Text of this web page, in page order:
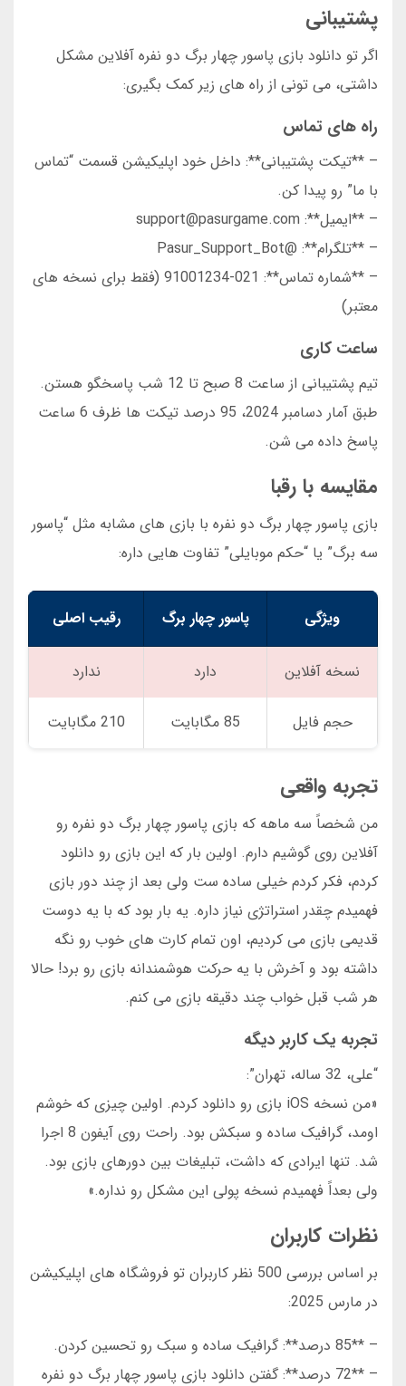
پشتیبانی
اگر تو دانلود بازی پاسور چهار برگ دو نفره آفلاین مشکل
داشتی، می تونی از راه های زیر کمک بگیری:
راه های تماس
– **تیکت پشتیبانی**: داخل خود اپلیکیشن قسمت “تماس
با ما” رو پیدا کن.
– **ایمیل**: support@pasurgame.com
– **تلگرام**: @Pasur_Support_Bot
– **شماره تماس**: 021-91001234 (فقط برای نسخه های
معتبر)
ساعت کاری
تیم پشتیبانی از ساعت 8 صبح تا 12 شب پاسخگو هستن.
طبق آمار دسامبر 2024، 95 درصد تیکت ها ظرف 6 ساعت
پاسخ داده می شن.
مقایسه با رقبا
بازی پاسور چهار برگ دو نفره با بازی های مشابه مثل “پاسور
سه برگ” یا “حکم موبایلی” تفاوت هایی داره:
ویژگی پاسور چهار برگ رقیب اصلی
نسخه آفلاین دارد ندارد
حجم فایل 85 مگابایت 210 مگابایت
تجربه واقعی
من شخصاً سه ماهه که بازی پاسور چهار برگ دو نفره رو
آفلاین روی گوشیم دارم. اولین بار که این بازی رو دانلود
کردم، فکر کردم خیلی ساده ست ولی بعد از چند دور بازی
فهمیدم چقدر استراتژی نیاز داره. یه بار بود که با یه دوست
قدیمی بازی می کردیم، اون تمام کارت های خوب رو نگه
داشته بود و آخرش با یه حرکت هوشمندانه بازی رو برد! حالا
هر شب قبل خواب چند دقیقه بازی می کنم.
تجربه یک کاربر دیگه
“علی، 32 ساله، تهران”:
«من نسخه iOS بازی رو دانلود کردم. اولین چیزی که خوشم
اومد، گرافیک ساده و سبکش بود. راحت روی آیفون 8 اجرا
شد. تنها ایرادی که داشت، تبلیغات بین دورهای بازی بود.
ولی بعداً فهمیدم نسخه پولی این مشکل رو نداره.»
نظرات کاربران
بر اساس بررسی 500 نظر کاربران تو فروشگاه های اپلیکیشن
در مارس 2025:
– **85 درصد**: گرافیک ساده و سبک رو تحسین کردن.
– **72 درصد**: گفتن دانلود بازی پاسور چهار برگ دو نفره